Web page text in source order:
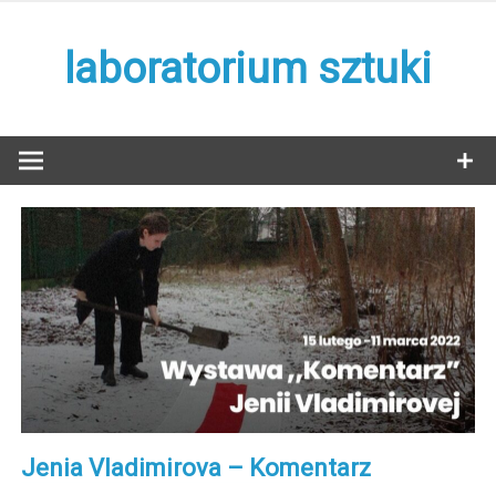
laboratorium sztuki
Jenia Vladimirova – Komentarz